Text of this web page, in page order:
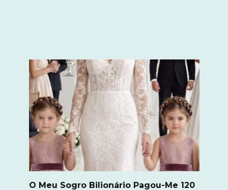
O Meu Sogro Bilionário Pagou-Me 120